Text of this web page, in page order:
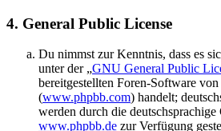
4. General Public License
Du nimmst zur Kenntnis, dass es
unter der „GNU General Public
bereitgestellten Foren-Software
(www.phpbb.com) handelt;
werden durch die
www.phpbb.de zur Verfügung